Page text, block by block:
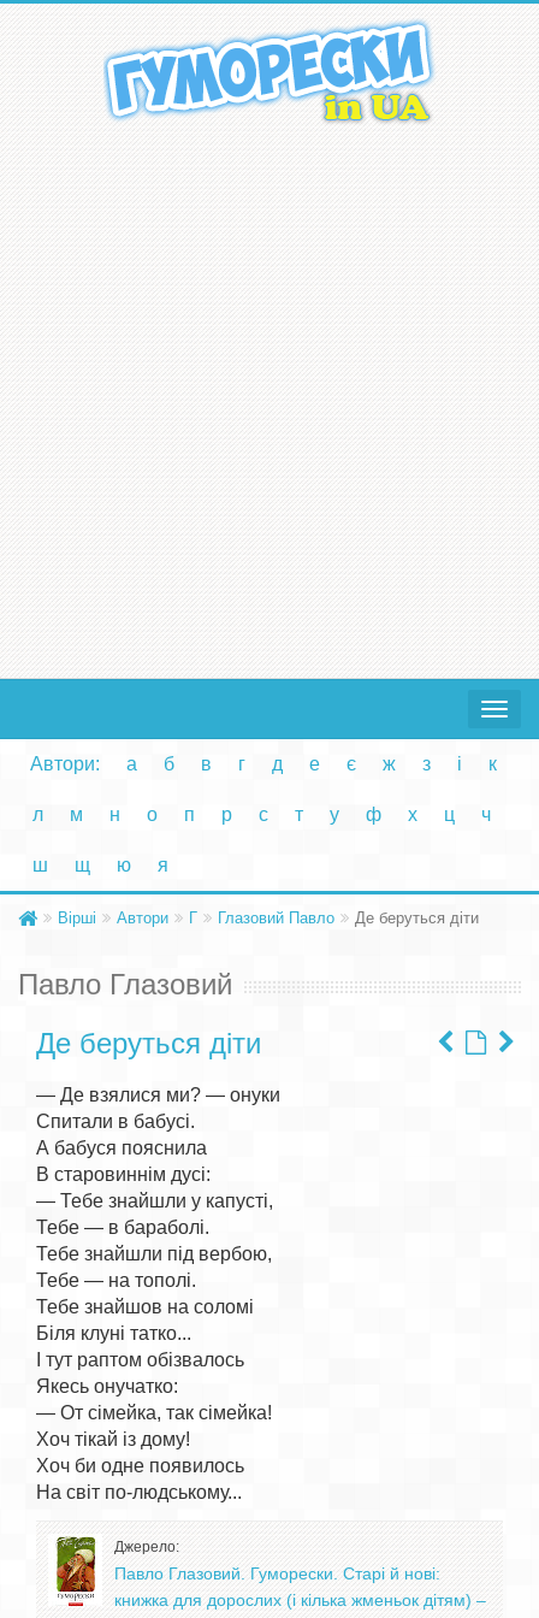
Toggle
Автори: а б в г д е є ж з і к
л м н о п р с т у ф х ц ч
ш щ ю я
Вірші Автори Г Глазовий Павло Де беруться діти
Павло Глазовий
Де беруться діти
— Де взялися ми? — онуки
Спитали в бабусі.
А бабуся пояснила
В старовиннім дусі:
— Тебе знайшли у капусті,
Тебе — в бараболі.
Тебе знайшли під вербою,
Тебе — на тополі.
Тебе знайшов на соломі
Біля клуні татко...
І тут раптом обізвалось
Якесь онучатко:
— От сімейка, так сімейка!
Хоч тікай із дому!
Хоч би одне появилось
Джерело:
Павло Глазовий. Гуморески. Старі й нові:
книжка для дорослих (і кілька жменьок дітям) –